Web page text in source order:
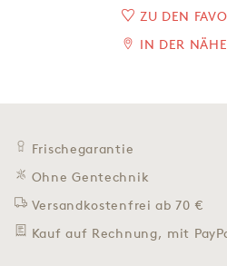
ZU DEN
IN DER
Frischegarantie
Ohne Gentechnik
Versandkostenfrei ab 70 €
Kauf auf Rechnung, mit